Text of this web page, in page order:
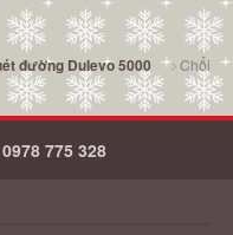
đường Dulevo 5000
Chổi
0978 775 328